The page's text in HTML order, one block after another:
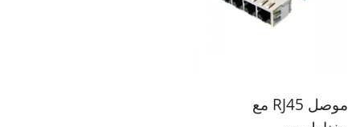
موصل RJ45 مع